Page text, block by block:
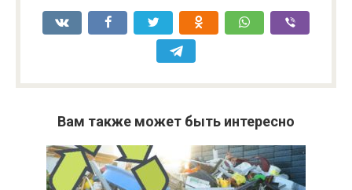
Вам также может быть интересно